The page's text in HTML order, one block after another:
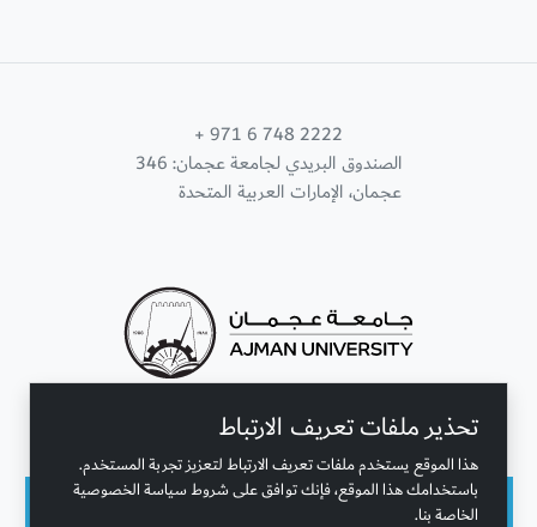
تحذير ملفات تعريف الارتباط
هذا الموقع يستخدم ملفات تعريف الارتباط لتعزيز تجربة المستخدم.
باستخدامك هذا الموقع، فإنك توافق على شروط سياسة الخصوصية
الخاصة بنا.
+ 971 6 748 2222
الصندوق البريدي لجامعة عجمان: 346
عجمان، الإمارات العربية المتحدة
تواصل معنا